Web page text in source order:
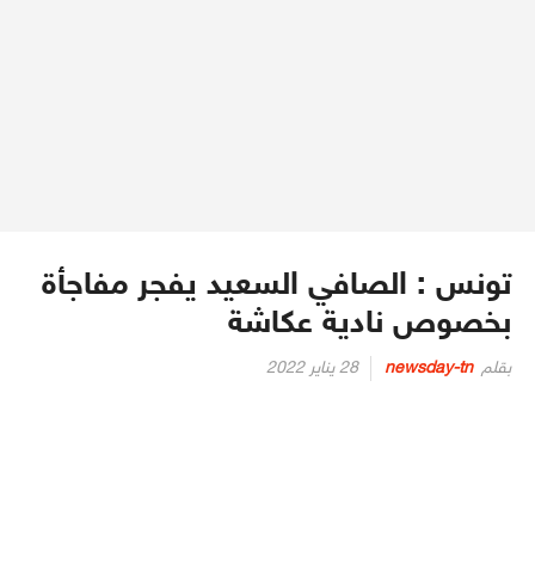
تونس : الصافي السعيد يفجر مفاجأة
بخصوص نادية عكاشة
بقلم newsday-tn
Posted
28 يناير 2022